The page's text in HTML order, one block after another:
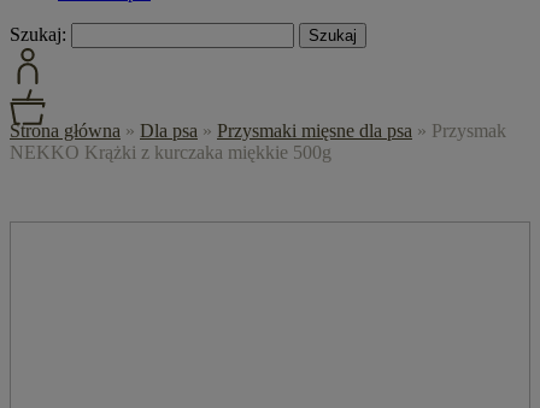
Szukaj:
Strona główna » Dla psa » Przysmaki mięsne dla psa » Przysmak
NEKKO Krążki z kurczaka miękkie 500g